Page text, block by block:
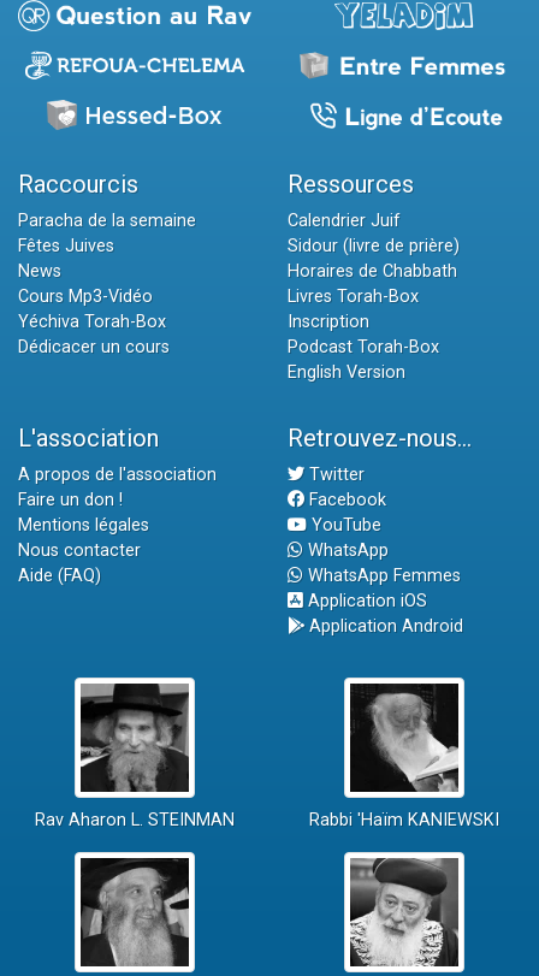
Raccourcis
Paracha de la semaine
Fêtes Juives
News
Cours Mp3-Vidéo
Yéchiva Torah-Box
Dédicacer un cours
Ressources
Calendrier Juif
Sidour (livre de prière)
Horaires de Chabbath
Livres Torah-Box
Inscription
Podcast Torah-Box
English Version
L'association
A propos de l'association
Faire un don !
Mentions légales
Nous contacter
Aide (FAQ)
Retrouvez-nous...
Twitter
Facebook
YouTube
WhatsApp
WhatsApp Femmes
Application iOS
Application Android
Rav Aharon L. STEINMAN Rabbi 'Haïm KANIEWSKI